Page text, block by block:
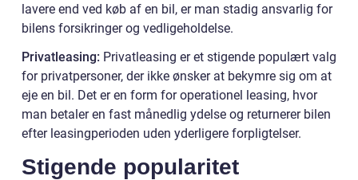
lavere end ved køb af en bil, er man stadig ansvarlig for
bilens forsikringer og vedligeholdelse.
Privatleasing: Privatleasing er et stigende populært valg
for privatpersoner, der ikke ønsker at bekymre sig om at
eje en bil. Det er en form for operationel leasing, hvor
man betaler en fast månedlig ydelse og returnerer bilen
efter leasingperioden uden yderligere forpligtelser.
Stigende popularitet